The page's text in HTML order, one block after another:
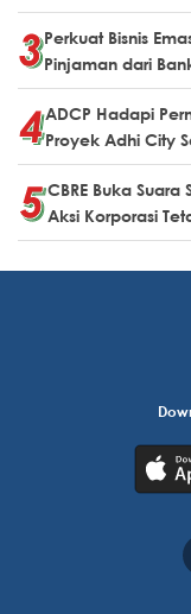
Perkuat Bisnis
Pinjaman dari
ADCP Hadapi
Proyek Adhi City
CBRE Buka Suara
Aksi Korporasi